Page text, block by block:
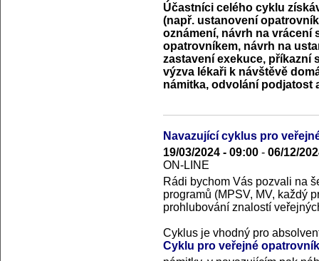
Účastníci celého cyklu
(např. ustanovení
oznámení, návrh na vrácení
opatrovníkem, návrh na
zastavení exekuce, příkazní
výzva lékaři k návštěvě
námitka, odvolání podjatost
Navazující cyklus pro
19/03/2024 - 09:00 - 06/12/
ON-LINE
Rádi bychom Vás pozvali na
programů (MPSV, MV, každý
prohlubování znalostí
Cyklus je vhodný pro
Cyklu pro veřejné